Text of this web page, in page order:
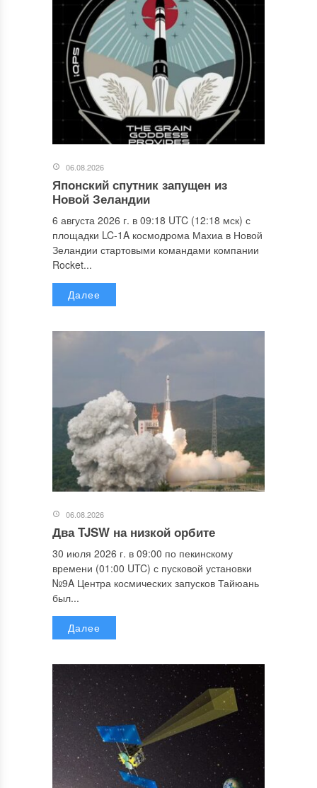
06.08.2026
Японский спутник запущен из
Новой Зеландии
6 августа 2026 г. в 09:18 UTC (12:18 мск) с
площадки LC-1A космодрома Махиа в Новой
Зеландии стартовыми командами компании
Rocket...
Далее
06.08.2026
Два TJSW на низкой орбите
30 июля 2026 г. в 09:00 по пекинскому
времени (01:00 UTC) с пусковой установки
№9A Центра космических запусков Тайюань
был...
Далее